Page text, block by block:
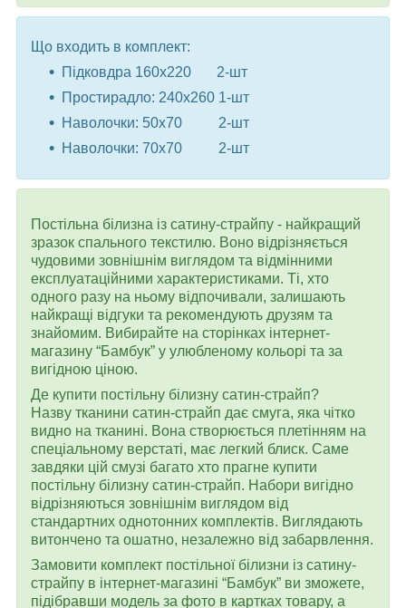
Що входить в комплект:
Підковдра 160x220 2-шт
Простирадло: 240x260 1-шт
Наволочки: 50x70 2-шт
Наволочки: 70x70 2-шт
Постільна білизна із сатину-страйпу - найкращий
зразок спального текстилю. Воно відрізняється
чудовими зовнішнім виглядом та відмінними
експлуатаційними характеристиками. Ті, хто
одного разу на ньому відпочивали, залишають
найкращі відгуки та рекомендують друзям та
знайомим. Вибирайте на сторінках інтернет-
магазину “Бамбук” у улюбленому кольорі та за
вигідною ціною.
Де купити постільну білизну сатин-страйп?
Назву тканини сатин-страйп дає смуга, яка чітко
видно на тканині. Вона створюється плетінням на
спеціальному верстаті, має легкий блиск. Саме
завдяки цій смузі багато хто прагне купити
постільну білизну сатин-страйп. Набори вигідно
відрізняються зовнішнім виглядом від
стандартних однотонних комплектів. Виглядають
витончено та ошатно, незалежно від забарвлення.
Замовити комплект постільної білизни із сатину-
страйпу в інтернет-магазині “Бамбук” ви зможете,
підібравши модель за фото в картках товару, а